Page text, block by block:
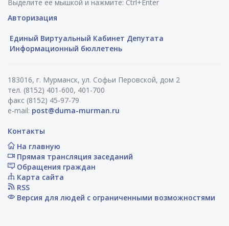
Выделите ее мышкой и нажмите: Ctrl+Enter
Авторизация
Единый Виртуальный Кабинет Депутата
Информационный бюллетень
183016, г. Мурманск, ул. Софьи Перовской, дом 2
тел. (8152) 401-600, 401-700
факс (8152) 45-97-79
e-mail: post@duma-murman.ru
Контакты
На главную
Прямая трансляция заседаний
Обращения граждан
Карта сайта
RSS
Версия для людей с ограниченными возможностями